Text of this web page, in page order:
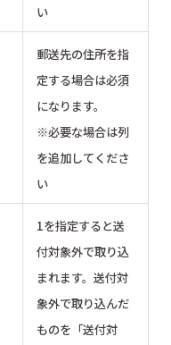
い
郵送先の住所を指
定する場合は必須
になります。
※必要な場合は列
を追加してくださ
い
1を指定すると送
付対象外で取り込
まれます。送付対
象外で取り込んだ
ものを「送付対